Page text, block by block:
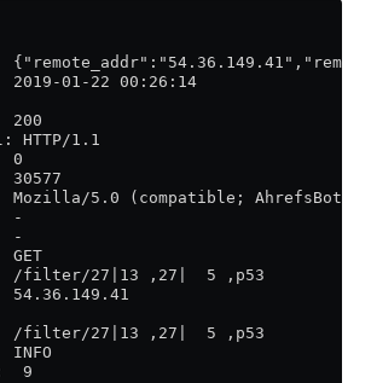
01-22 00:26:14
HTTP/1.1
0
Mozilla/5.0 (compatible; AhrefsBot/
-
-
/filter/27|13 ,27|  5 ,p53
54.36.149.41
/filter/27|13 ,27|  5 ,p53
9